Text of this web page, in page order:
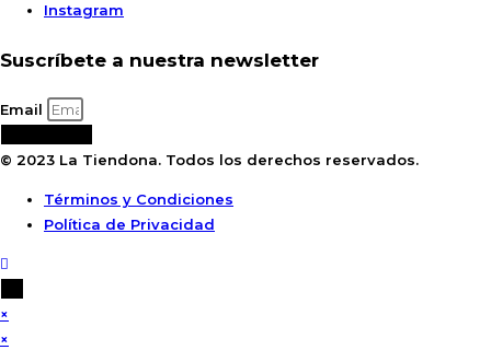
Instagram
Suscríbete a nuestra newsletter
Email
© 2023 La Tiendona. Todos los derechos reservados.
Términos y Condiciones
Política de Privacidad
×
×